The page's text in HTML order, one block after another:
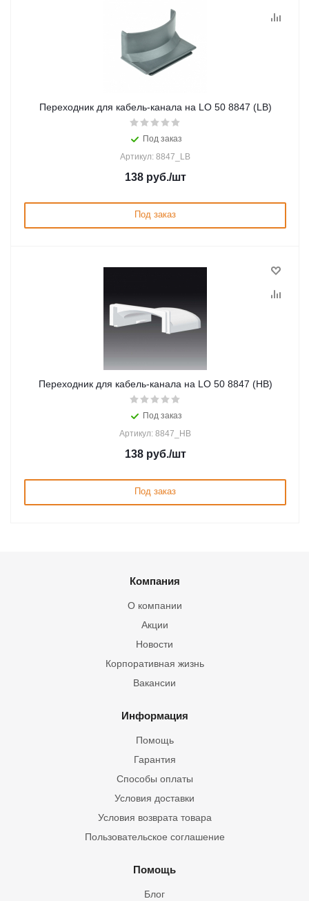
Переходник для кабель-канала на LO 50 8847 (LB)
Под заказ
Артикул: 8847_LB
138руб./шт
Под заказ
Переходник для кабель-канала на LO 50 8847 (HB)
Под заказ
Артикул: 8847_HB
138руб./шт
Под заказ
Компания
О компании
Акции
Новости
Корпоративная жизнь
Вакансии
Информация
Помощь
Гарантия
Способы оплаты
Условия доставки
Условия возврата товара
Пользовательское соглашение
Помощь
Блог